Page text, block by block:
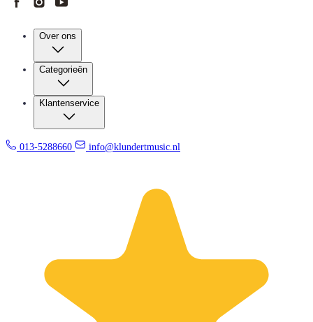
Over ons
Categorieën
Klantenservice
013-5288660 info@klundertmusic.nl